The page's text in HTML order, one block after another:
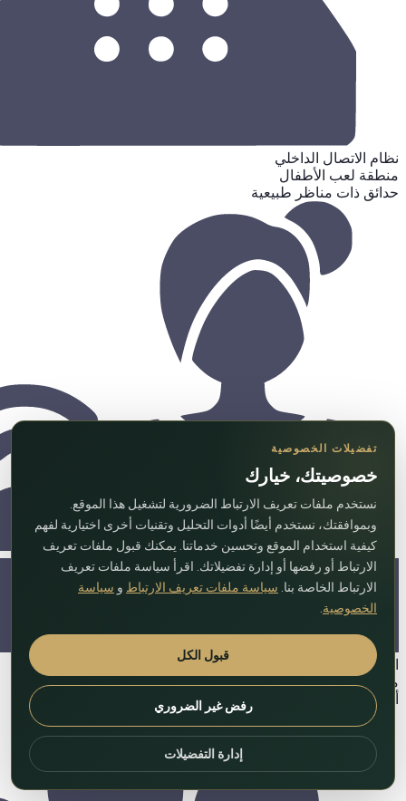
نظام الاتصال الداخلي
منطقة لعب الأطفال
حدائق ذات مناظر طبيعية
اللوبي في المبنى
منطقة الصالة
أماكن لوقوف السيارات
تفضيلات الخصوصية
خصوصيتك، خيارك
نستخدم ملفات تعريف الارتباط الضرورية لتشغيل هذا الموقع.
وبموافقتك، نستخدم أيضًا أدوات التحليل وتقنيات أخرى اختيارية لفهم
كيفية استخدام الموقع وتحسين خدماتنا. يمكنك قبول ملفات تعريف
الارتباط أو رفضها أو إدارة تفضيلاتك. اقرأ سياسة ملفات تعريف
الارتباط الخاصة بنا. سياسة ملفات تعريف الارتباط و سياسة
الخصوصية
قبول الكل
رفض غير الضروري
إدارة التفضيلات